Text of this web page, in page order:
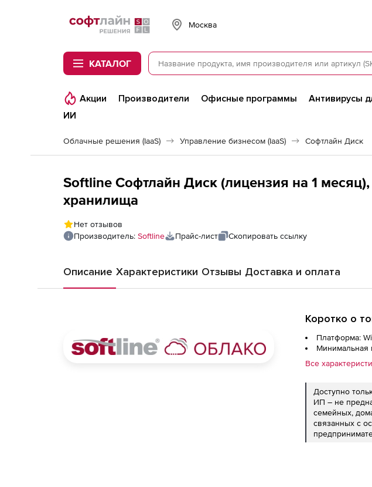
Softline
Москва
КАТАЛОГ
Акции Производители Офисные программы Антивирусы
ИИ
Облачные решения (IaaS) Управление бизнесом (IaaS) Софтлайн Диск
Softline Софтлайн Диск (лицензия на 1
хранилища
Нет отзывов
Производитель: Softline Прайс-лист Скопировать ссылку
Описание Характеристики Отзывы Доставка и оплата
Коротко о
Платформа:
Минимальная
Все
Доступно
ИП – не
семейных,
связанных с